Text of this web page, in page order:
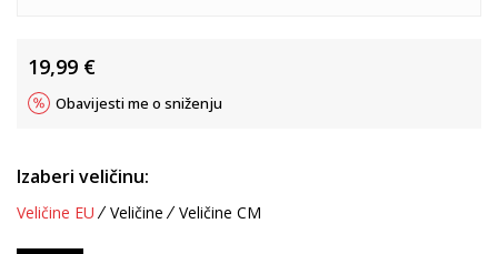
19,99 €
Obavijesti me o sniženju
Izaberi veličinu:
Veličine EU Veličine Veličine CM